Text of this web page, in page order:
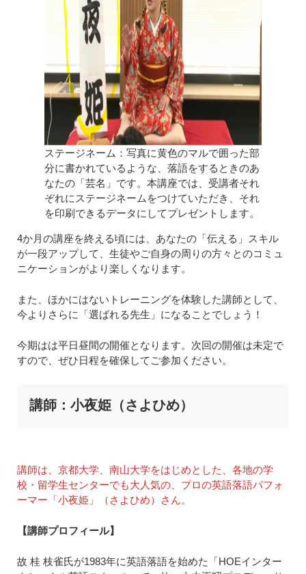
ステージネーム：写真に黄色のマルで囲った部
分に書かれているような、落語をするときのあ
なたの「芸名」です。本講座では、受講者それ
ぞれにステージネームをつけていただき、それ
を印刷できるデータにしてプレゼントします。
4か月の講座を終える頃には、あなたの「伝える」スキル
が一段アップして、生徒やご自身の周りの方々とのコミュ
ニケーションがより楽しくなります。
また、ほかにはないトレーニングを体験した講師として、
今よりさらに「選ばれる先生」になることでしょう！
今期はは平日昼間の開催となります。次回の開催は未定で
すので、ぜひ日程を確保してご参加ください。
講師：小夜姫（さよひめ）
講師は、京都大学、南山大学をはじめとした、各地の学
校・留学生センターでも大人気の、プロの英語落語パフォ
ーマー「小夜姫」（さよひめ）さん。
【講師プロフィール】
故 桂 枝雀氏が1983年に英語落語を始めた「HOEインター